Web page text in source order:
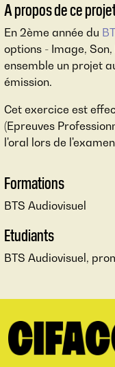
A propos de ce
En 2ème année du
options - Image,
ensemble un projet
émission.
Cet exercice est
(Epreuves
l'oral lors de
Formations
BTS Audiovisuel
Etudiants
BTS Audiovisuel,